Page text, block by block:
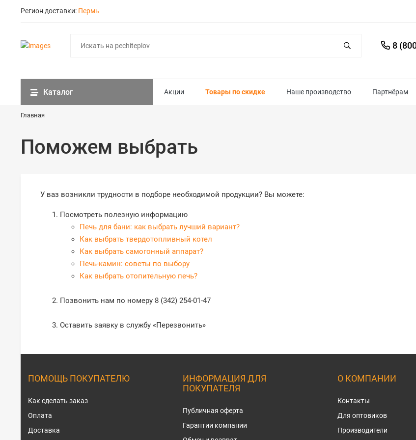
Регион доставки: Пермь
8
Каталог Акции Товары по скидке Наше производство Партнёрам
Главная
Поможем выбрать
У ваз возникли трудности в подборе необходимой продукции? Вы можете:
Посмотреть полезную информацию
Печь для бани: как выбрать лучший вариант?
Как выбрать твердотопливный котел
Как выбрать самогонный аппарат?
Печь-камин: советы по выбору
Как выбрать отопительную печь?
Позвонить нам по номеру 8 (342) 254-01-47
Оставить заявку в службу «Перезвонить»
ПОМОЩЬ ПОКУПАТЕЛЮ
Как сделать заказ
Оплата
Доставка
ИНФОРМАЦИЯ ДЛЯ
ПОКУПАТЕЛЯ
Публичная оферта
Гарантии компании
О КОМПАНИИ
Контакты
Для оптовиков
Производители